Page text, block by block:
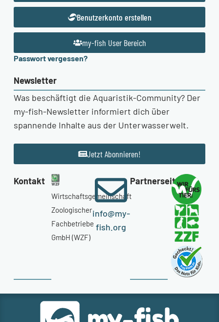
Benutzerkonto erstellen
my-fish User Bereich
Passwort vergessen?
Newsletter
Was beschäftigt die Aquaristik-Community? Der
my-fish-Newsletter informiert dich über
spannende Inhalte aus der Unterwasserwelt.
Jetzt Abonnieren!
Kontakt
Wirtschaftsgemeinschaft
Zoologischer
Fachbetriebe
GmbH (WZF)
info@my-
fish.org
Partnerseiten